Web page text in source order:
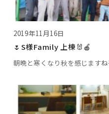
2019年11月16日
🌷S様Family 上棟🐰🍎
朝晩と寒くなり秋を感じます